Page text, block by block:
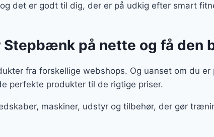
det er godt til dig, der er på udkig efter smart
på nette og få den
fra forskellige webshops. Og uanset om du
perfekte produkter til de rigtige priser.
maskiner, udstyr og tilbehør, der gør